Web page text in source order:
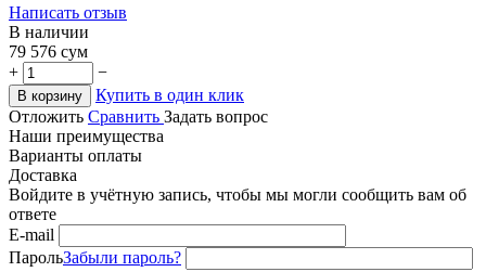
Написать отзыв
В наличии
79 576 сум
+
−
В корзину
Купить в один клик
Отложить Сравнить Задать вопрос
Наши преимущества
Варианты оплаты
Доставка
Войдите в учётную запись, чтобы мы могли сообщить вам об
ответе
E-mail
ПарольЗабыли пароль?